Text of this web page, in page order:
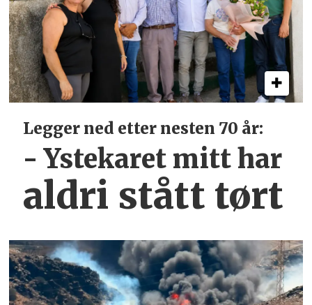
Legger ned etter nesten 70 år:
- Ystekaret mitt har
aldri stått tørt